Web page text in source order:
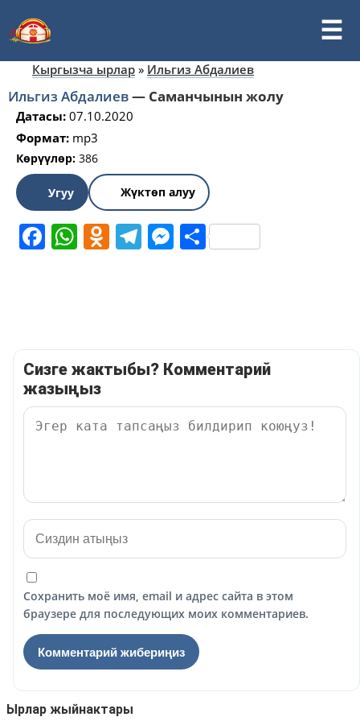
Кыргызча ырлар » Ильгиз Абдалиев
Ильгиз Абдалиев— Саманчынын жолу
Датасы: 07.10.2020
Формат: mp3
Көрүүлөр: 386
Угуу Жүктөп алуу
Facebook
WhatsApp
Odnoklassniki
Telegram
Messenger
Share
Сизге жактыбы? Комментарий
жазыңыз
Сохранить моё имя, email и адрес сайта в этом
браузере для последующих моих комментариев.
Ырлар жыйнактары